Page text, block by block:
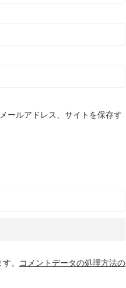
ールアドレス、サイトを保存す
。
コメントデータの処理方法の